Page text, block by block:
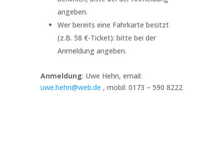
angeben.
Wer bereits eine Fahrkarte besitzt
(z.B. 58 €-Ticket): bitte bei der
Anmeldung angeben.
Anmeldung: Uwe Hehn, email:
uwe.hehn@web.de , mobil: 0173 – 590 8222